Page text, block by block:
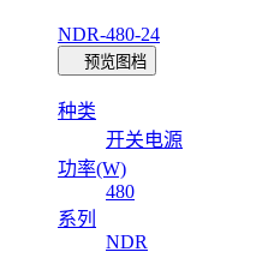
NDR-480-24
预览图档
种类
开关电源
功率(W)
480
系列
NDR